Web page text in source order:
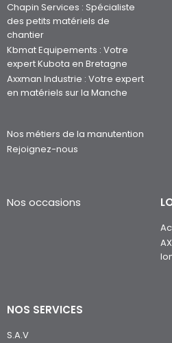
Chapin Services : Spécialiste
des petits matériels de
chantier
Kbmat Equipements : Votre
expert Kubota en Bretagne
Axxman Industrie : Votre expert
en matériels sur la Manche
Nos métiers de la manutention
Rejoignez-nous
Nos occasions
NOS SERVICES
S.A.V